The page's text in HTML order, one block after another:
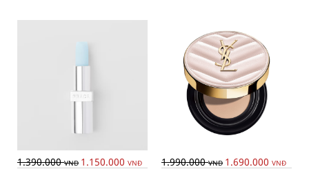
1.390.000VNĐ 1.150.000 VNĐ 1.990.000VNĐ 1.690.000 VNĐ